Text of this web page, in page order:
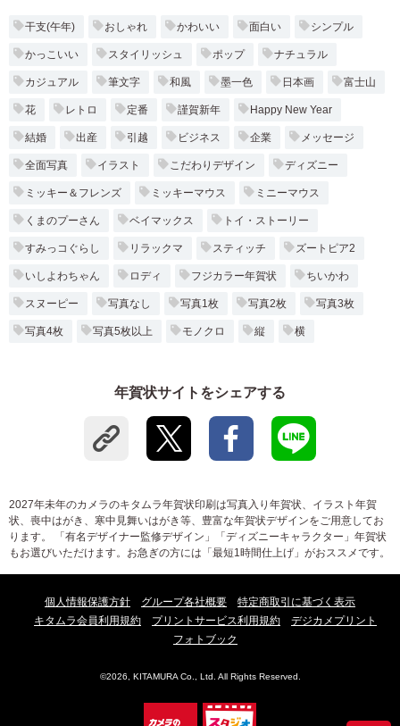
干支(午年) おしゃれ かわいい 面白い シンプル
かっこいい スタイリッシュ ポップ ナチュラル
カジュアル 筆文字 和風 墨一色 日本画 富士山
花 レトロ 定番 謹賀新年 Happy New Year
結婚 出産 引越 ビジネス 企業 メッセージ
全面写真 イラスト こだわりデザイン ディズニー
ミッキー＆フレンズ ミッキーマウス ミニーマウス
くまのプーさん ベイマックス トイ・ストーリー
すみっコぐらし リラックマ スティッチ ズートピア2
いしよわちゃん ロディ フジカラー年賀状 ちいかわ
スヌーピー 写真なし 写真1枚 写真2枚 写真3枚
写真4枚 写真5枚以上 モノクロ 縦 横
年賀状サイトをシェアする
2027年未年のカメラのキタムラ年賀状印刷は写真入り年賀状、イラスト年賀
状、喪中はがき、寒中見舞いはがき等、豊富な年賀状デザインをご用意してお
ります。 「有名デザイナー監修デザイン」「ディズニーキャラクター」年賀状
もお選びいただけます。お急ぎの方には「最短1時間仕上げ」がおススメです。
個人情報保護方針 グループ各社概要
特定商取引に基づく表示
キタムラ会員利用規約
プリントサービス利用規約
デジカメプリント
フォトブック
©2026, KITAMURA Co., Ltd. All Rights Reserved.